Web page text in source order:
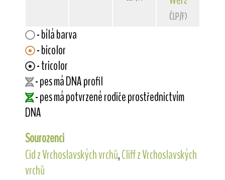
ČLP/FXD/33545
- bílá barva
- bicolor
- tricolor
- pes má DNA profil
- pes má potvrzené rodiče prostřednictvím
DNA
Sourozenci
Cid z Vrchoslavských vrchů,Cliff z Vrchoslavských
vrchů